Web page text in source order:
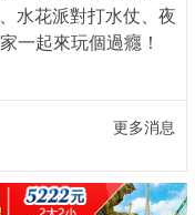
水花派對打水仗、夜
一起來玩個過癮！
更多消息